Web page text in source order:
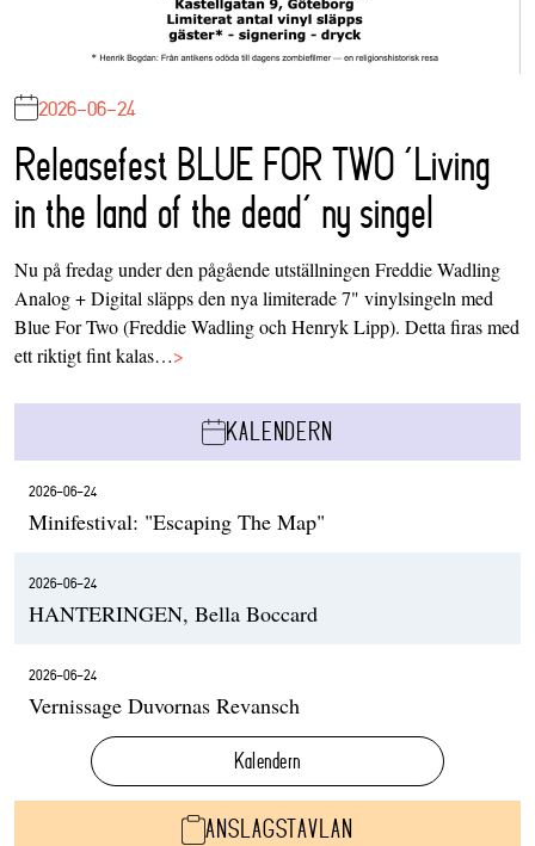
2026-06-24
Releasefest BLUE FOR TWO ‘Living
in the land of the dead’ ny singel
Nu på fredag under den pågående utställningen Freddie Wadling
Analog + Digital släpps den nya limiterade 7" vinylsingeln med
Blue For Two (Freddie Wadling och Henryk Lipp). Detta firas med
ett riktigt fint kalas…>
KALENDERN
2026-06-24
Minifestival: "Escaping The Map"
2026-06-24
HANTERINGEN, Bella Boccard
2026-06-24
Vernissage Duvornas Revansch
Kalendern
ANSLAGSTAVLAN